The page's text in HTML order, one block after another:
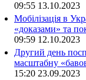
09:55 13.10.2023
Мобілізація в
«доказами» та
09:59 12.10.2023
Другий день
масштабну
15:20 23.09.2023